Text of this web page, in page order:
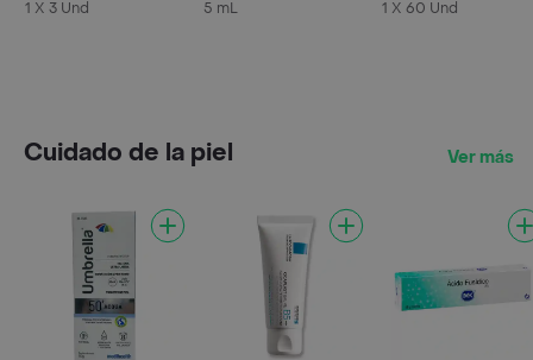
1 X 3 Und Suspensión Oral
5 mL 1 X 60 Und
Cuidado de la piel Ver más